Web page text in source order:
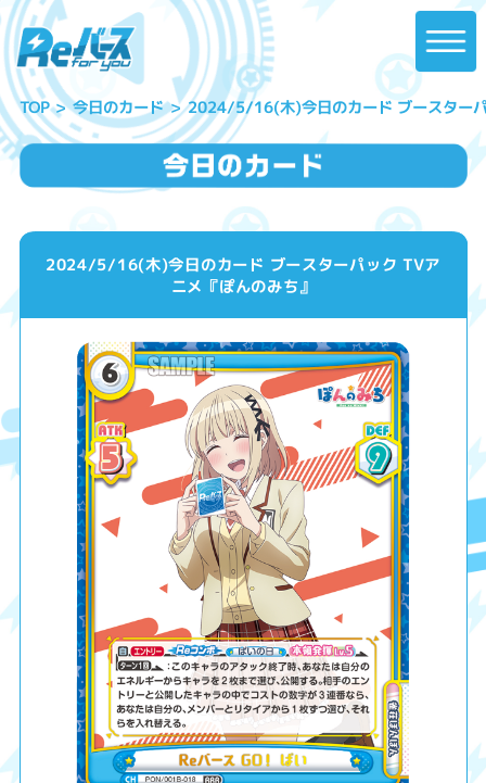
TOP 今日のカード 2024/5/16(木)今日のカード ブースター
2024/5/16(木)今日のカード ブースターパック TVア
ニメ『ぽんのみち』